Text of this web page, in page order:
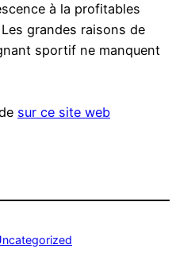
à la profitables
grandes raisons de
sportif ne manquent
sur ce site web